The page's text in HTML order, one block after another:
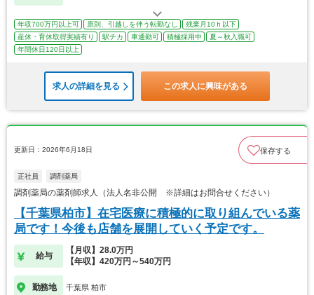
年収700万円以上可 原則、引越しを伴う転勤なし
残業月10ｈ以下
産休・育休取得実績有り
駅チカ 車通勤可 積極採用中
夏～秋入職可
年間休日120日以上
求人の詳細を見る この求人に興味がある
更新日：2026年6月18日 保存する
正社員 調剤薬局
調剤薬局の薬剤師求人（法人名非公開 ※詳細はお問合せください）
【千葉県柏市】在宅医療に積極的に取り組んでいる薬
局です！今後も店舗を展開していく予定です。
給与
【月収】28.0万円
【年収】420万円～540万円
勤務地 千葉県 柏市